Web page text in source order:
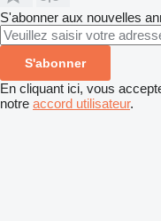
S'abonner aux nouvelles
S'abonner
En cliquant ici, vous
notre accord utilisateur.